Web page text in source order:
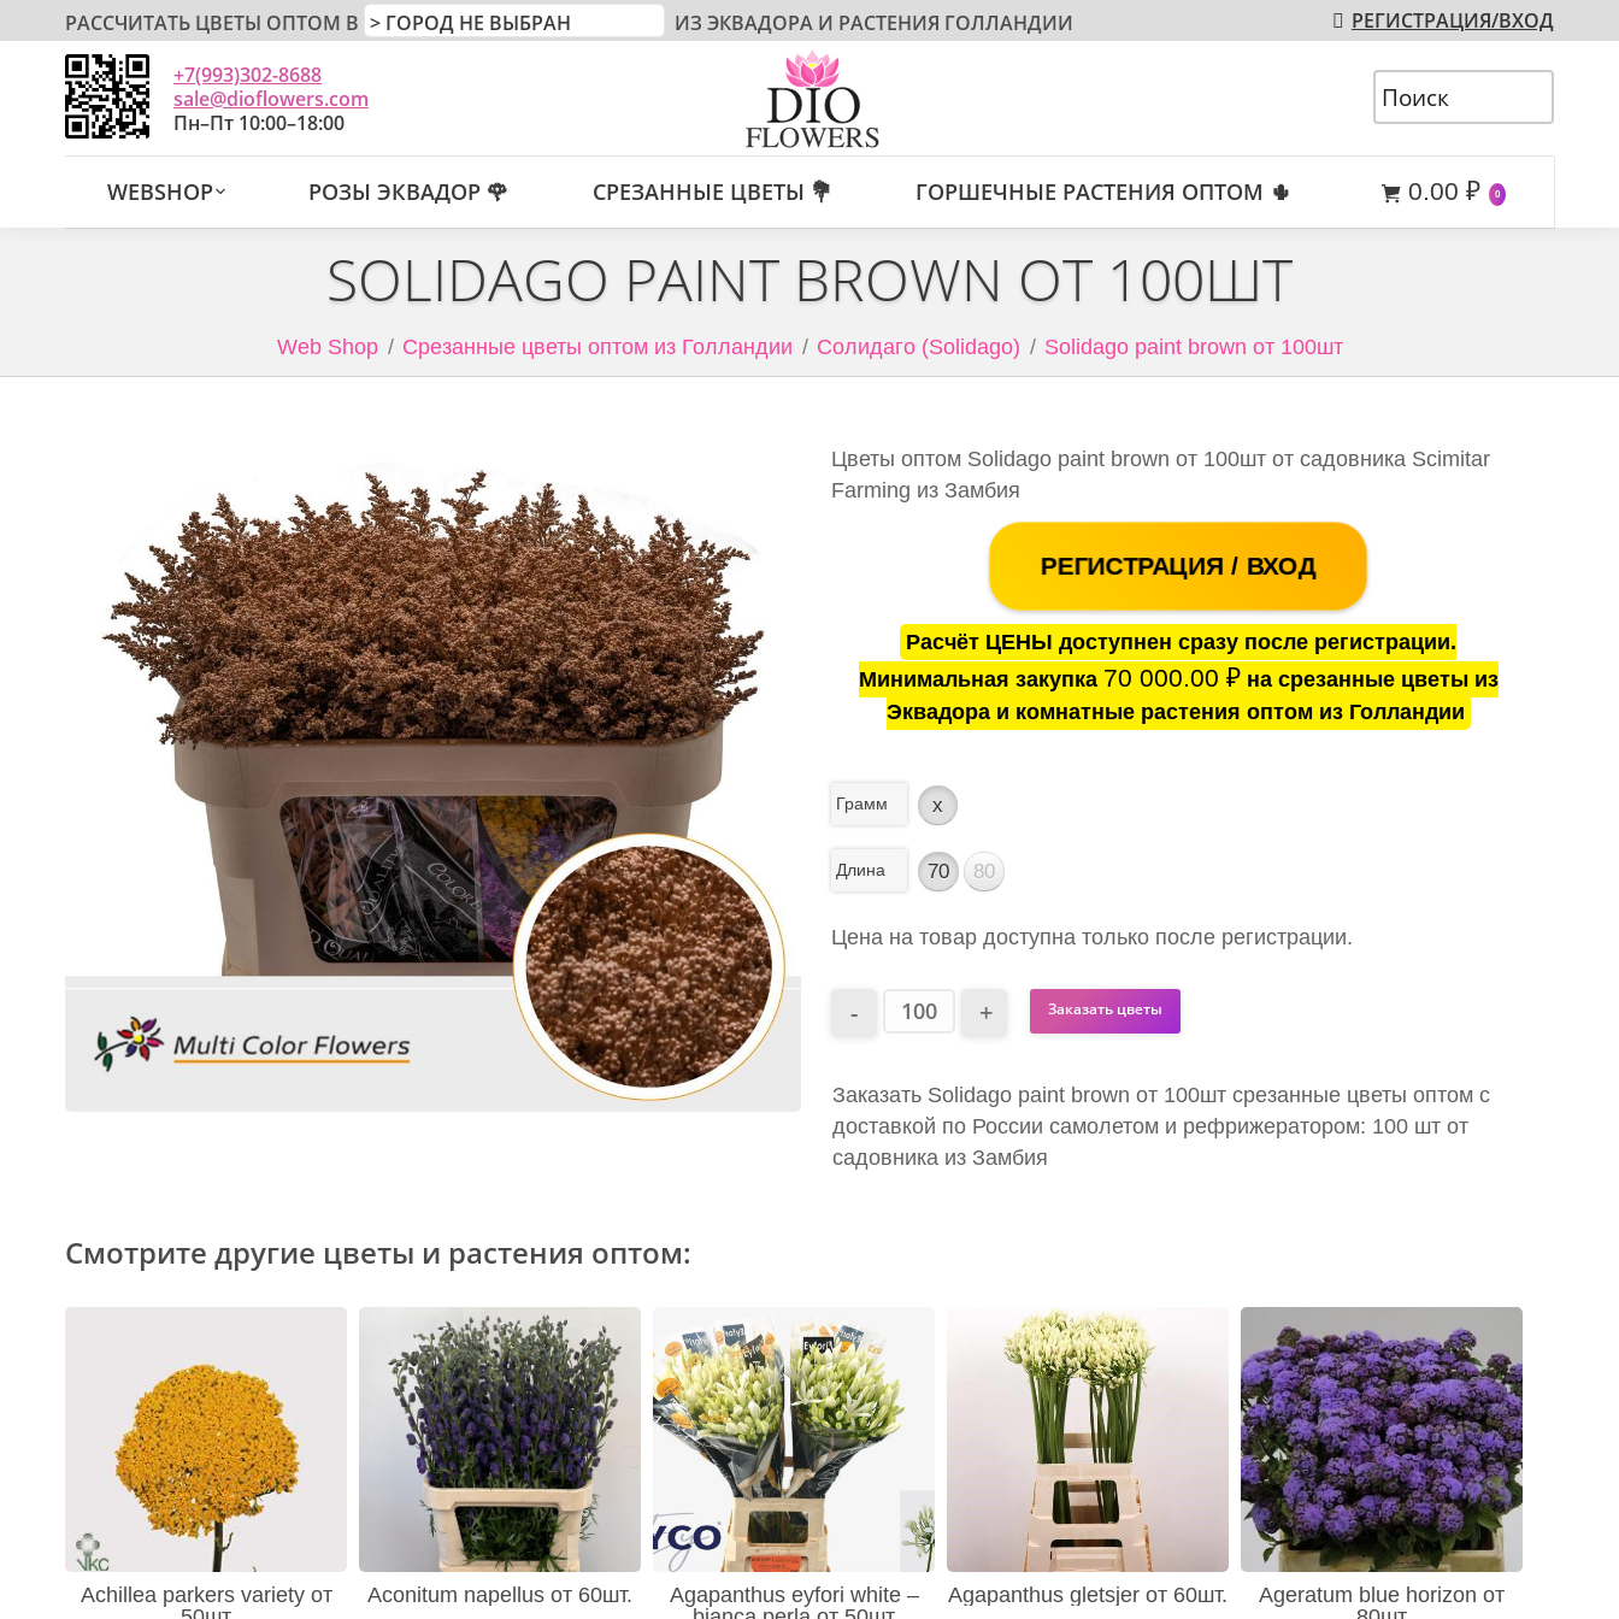
РАССЧИТАТЬ ЦВЕТЫ ОПТОМ В ИЗ ЭКВАДОРА И РАСТЕНИЯ ГОЛЛАНДИИ РЕГИСТРАЦИЯ/ВХОД
+7(993)302-8688
sale@dioflowers.com
Пн–Пт 10:00–18:00
WEBSHOP РОЗЫ ЭКВАДОР 🌹 СРЕЗАННЫЕ ЦВЕТЫ 💐 ГОРШЕЧНЫЕ РАСТЕНИЯ ОПТОМ 🌵 0.00 ₽ 0
SOLIDAGO PAINT BROWN ОТ 100ШТ
Web Shop Срезанные цветы оптом из Голландии Солидаго (Solidago) Solidago paint brown от 100шт
Цветы оптом Solidago paint brown от 100шт от садовника Scimitar
Farming из Замбия
РЕГИСТРАЦИЯ / ВХОД
Расчёт ЦЕНЫ доступнен сразу после регистрации.
Минимальная закупка 70 000.00 ₽на срезанные цветы из
Эквадора и комнатные растения оптом из Голландии
Грамм x
Длина 70 80
Цена на товар доступна только после регистрации.
Заказать цветы
Заказать Solidago paint brown от 100шт срезанные цветы оптом с
доставкой по России самолетом и рефрижератором: 100 шт от
садовника из Замбия
Смотрите другие цветы и растения оптом:
Achillea parkers variety от
Aconitum napellus от 60шт.
Agapanthus eyfori white –
Agapanthus gletsjer от 60шт.
Ageratum blue horizon от